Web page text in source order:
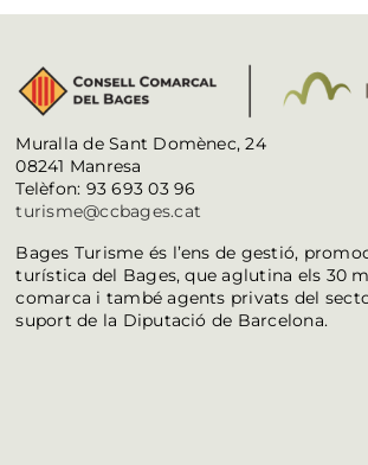
Muralla de Sant Domènec, 24
08241 Manresa
Telèfon: 93 693 03 96
turisme@ccbages.cat
Bages Turisme és l’ens de gestió,
turística del Bages, que aglutina els 30
comarca i també agents privats del
suport de la Diputació de Barcelona.